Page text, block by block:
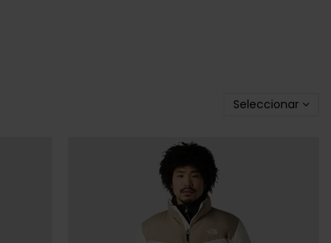
Seleccionar